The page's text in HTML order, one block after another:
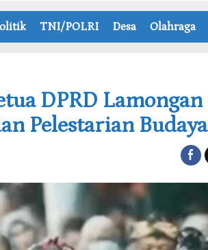
TNI/POLRI Desa Olahraga
DPRD Lamongan
Pelestarian Budaya